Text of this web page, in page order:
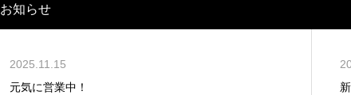
お知らせ
2025.11.15
元気に営業中！